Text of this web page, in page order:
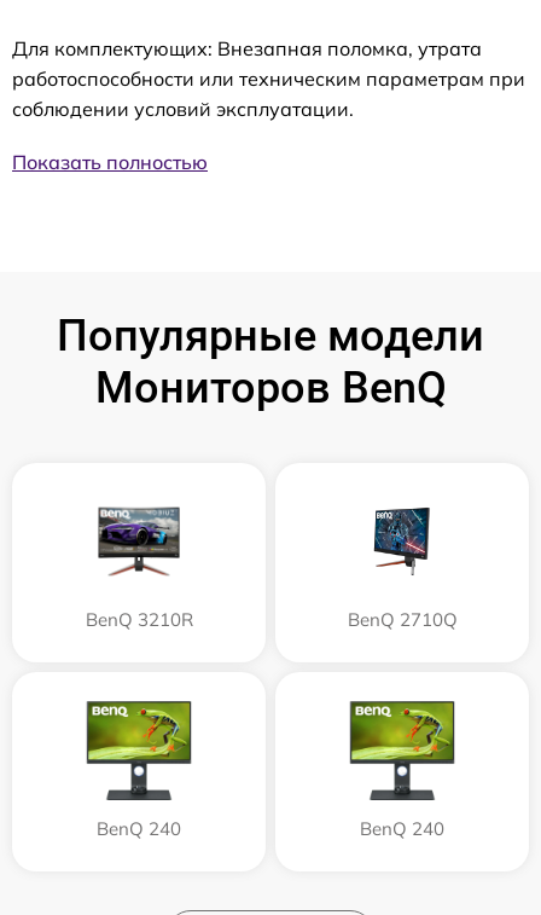
Для комплектующих: Внезапная поломка, утрата
работоспособности или техническим параметрам при
соблюдении условий эксплуатации.
Показать полностью
Популярные модели
Мониторов BenQ
BenQ 3210R BenQ 2710Q
BenQ 240 BenQ 240